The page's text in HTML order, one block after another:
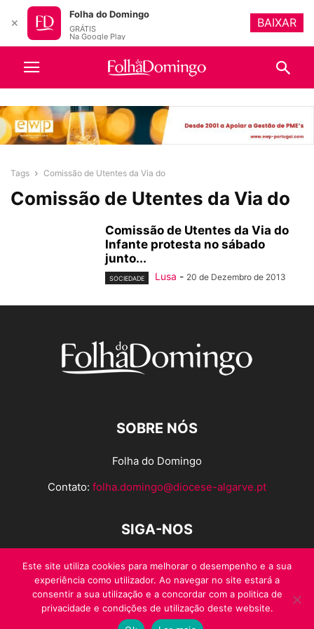
Tags Comissão de Utentes da Via do
Comissão de Utentes da Via do
Comissão de Utentes da Via do
Infante protesta no sábado
junto...
SOCIEDADE Lusa - 20 de Dezembro de 2013
SOBRE NÓS
Folha do Domingo
Contato: folha.domingo@diocese-algarve.pt
SIGA-NOS
Este site utiliza cookies para melhorar o desempenho e a sua
experiência como utilizador. Ao navegar no site estará a
consentir a sua utilização e a concordar com a politica de
privacidade e condições de utilização deste website.
✕
Folha do Domingo
GRÁTIS
Na Google Play
BAIXAR